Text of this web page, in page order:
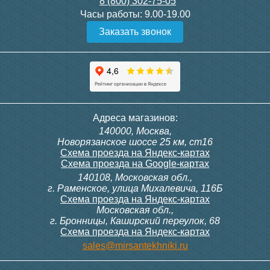
Конвектор ITT.080.200.1300
с решеткой GRILL.SGW-20-
Конвектор ITT.080.200.1000
с решеткой GRILL.SGW-20-
Конвектор ITT.080.200.1000
с решеткой GRILL.SGW-20-
Конвектор ITT.080.200.900 с
решеткой GRILL.SGA-20-
Подробнее Подробнее
100T, 230В (накладной,
расписание, упр.с пульта)
28 000
300, 230В (врезной - квадр.
коробка)
9 700
Часы работы: 9.00-19.00
Заказать звонок
Адреса магазинов:
140000, Москва,
Новорязанское шоссе 25 км, ст16
Схема проезда на Яндекс-картах
Схема проезда на Google-картах
140108, Московская обл.,
г. Раменское, улица Михалевича, 116Б
Схема проезда на Яндекс-картах
Московская обл.,
г. Бронницы, Каширский переулок, 68
Схема проезда на Яндекс-картах
sales@mirsantekhniki.ru